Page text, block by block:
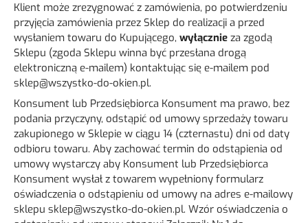
Klient może zrezygnować z zamówienia, po potwierdzeniu
przyjęcia zamówienia przez Sklep do realizacji a przed
wysłaniem towaru do Kupującego, wyłącznie za zgodą
Sklepu (zgoda Sklepu winna być przesłana drogą
elektroniczną e-mailem) kontaktując się e-mailem pod
sklep@wszystko-do-okien.pl.
Konsument lub Przedsiębiorca Konsument ma prawo, bez
podania przyczyny, odstąpić od umowy sprzedaży towaru
zakupionego w Sklepie w ciągu 14 (czternastu) dni od daty
odbioru towaru. Aby zachować termin do odstąpienia od
umowy wystarczy aby Konsument lub Przedsiębiorca
Konsument wysłał z towarem wypełniony formularz
oświadczenia o odstąpieniu od umowy na adres e-mailowy
sklepu sklep@wszystko-do-okien.pl. Wzór oświadczenia o